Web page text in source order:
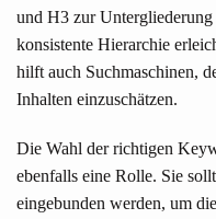
und H3 zur
konsistente Hierarchie
hilft auch Suchmaschinen,
Inhalten einzuschätzen.
Die Wahl der richtigen
ebenfalls eine Rolle. Sie
eingebunden werden, um